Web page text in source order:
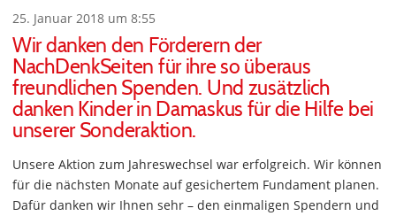
25. Januar 2018 um 8:55
Wir danken den Förderern der
NachDenkSeiten für ihre so überaus
freundlichen Spenden. Und zusätzlich
danken Kinder in Damaskus für die Hilfe bei
unserer Sonderaktion.
Unsere Aktion zum Jahreswechsel war erfolgreich. Wir können
für die nächsten Monate auf gesichertem Fundament planen.
Dafür danken wir Ihnen sehr – den einmaligen Spendern und